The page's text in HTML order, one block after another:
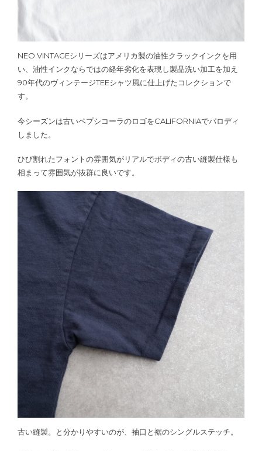
NEO VINTAGEシリーズはアメリカ製の油性クラックインクを用
い、油性インクならではの経年劣化を表現し製品洗い加工を加え
90年代のヴィンテージTEEシャツ風に仕上げたコレクションで
す。
今シーズンは古いペプシコーラのロゴをCALIFORNIAでパロディ
しました。
ひび割れたフォントの雰囲気がリアルでボディの古い縫製仕様も
相まって雰囲気が抜群に良いです。
古い縫製。と分かりやすいのが、袖口と裾のシングルステッチ。